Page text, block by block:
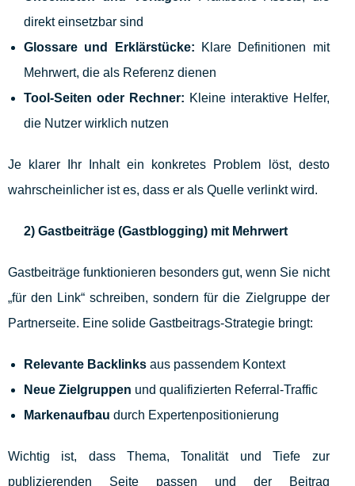
direkt einsetzbar sind
Glossare und Erklärstücke: Klare Definitionen mit
Mehrwert, die als Referenz dienen
Tool-Seiten oder Rechner: Kleine interaktive Helfer,
die Nutzer wirklich nutzen
Je klarer Ihr Inhalt ein konkretes Problem löst, desto
wahrscheinlicher ist es, dass er als Quelle verlinkt wird.
2) Gastbeiträge (Gastblogging) mit Mehrwert
Gastbeiträge funktionieren besonders gut, wenn Sie nicht
„für den Link“ schreiben, sondern für die Zielgruppe der
Partnerseite. Eine solide Gastbeitrags-Strategie bringt:
Relevante Backlinks aus passendem Kontext
Neue Zielgruppen und qualifizierten Referral-Traffic
Markenaufbau durch Expertenpositionierung
Wichtig ist, dass Thema, Tonalität und Tiefe zur
publizierenden Seite passen und der Beitrag